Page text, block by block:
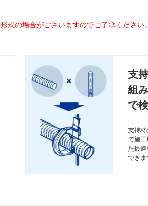
式の場合がございますのでご了承ください。
支
組
で
支持材
で施工
た最適
できま